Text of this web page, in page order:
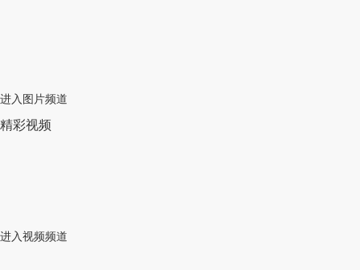
进入图片频道
精彩视频
进入视频频道